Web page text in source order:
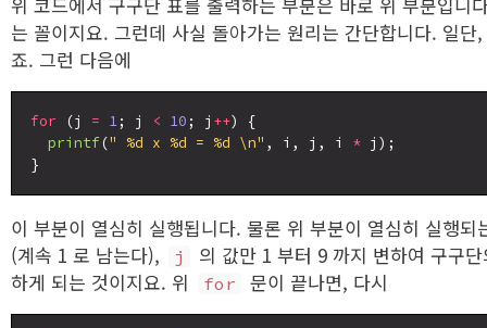
는 꼴이지요. 그런데 사실 돌아가는 원리는 간단합니다. 일
죠. 그런 다음에
for (j = 1; j < 10 ; j ++) {
printf (" %d x %d = %d \n" , i, j, i * j);
이 부분이 열심히 실행됩니다. 물론 위 부분이 열심히 실행
(계속 1 로 남는다),
j
의 값만 1 부터 9 까지 변하여 구구
하게 되는 것이지요. 위
for 문이 끝나면, 다시